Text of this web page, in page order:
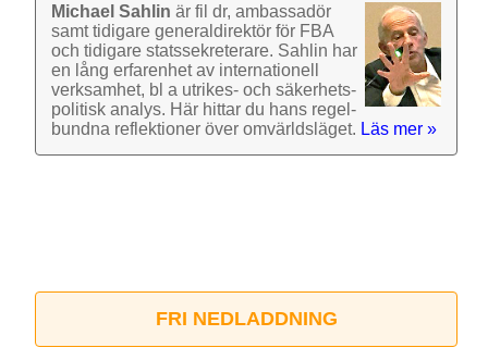
Michael Sahlin är fil dr, ambassadör
samt tidigare general­direktör för FBA
och tidigare stats­sekre­terare. Sahlin har
en lång erfarenhet av inter­nationell
verk­samhet, bl a utrikes- och säkerhets­
politisk analys. Här hittar du hans regel­
bundna reflek­tioner över omvärlds­läget. Läs mer »
FRI NEDLADDNING